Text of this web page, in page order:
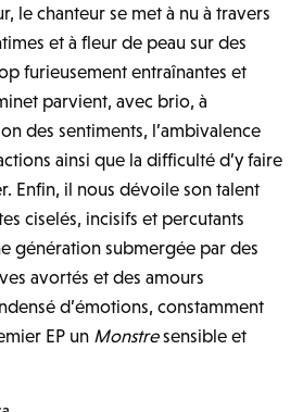
le chanteur se met à nu à travers
et à fleur de peau sur des
furieusement entraînantes et
parvient, avec brio, à
des sentiments, l’ambivalence
ainsi que la difficulté d’y faire
Enfin, il nous dévoile son talent
ciselés, incisifs et percutants
génération submergée par des
avortés et des amours
d’émotions, constamment
EP un Monstresensible et